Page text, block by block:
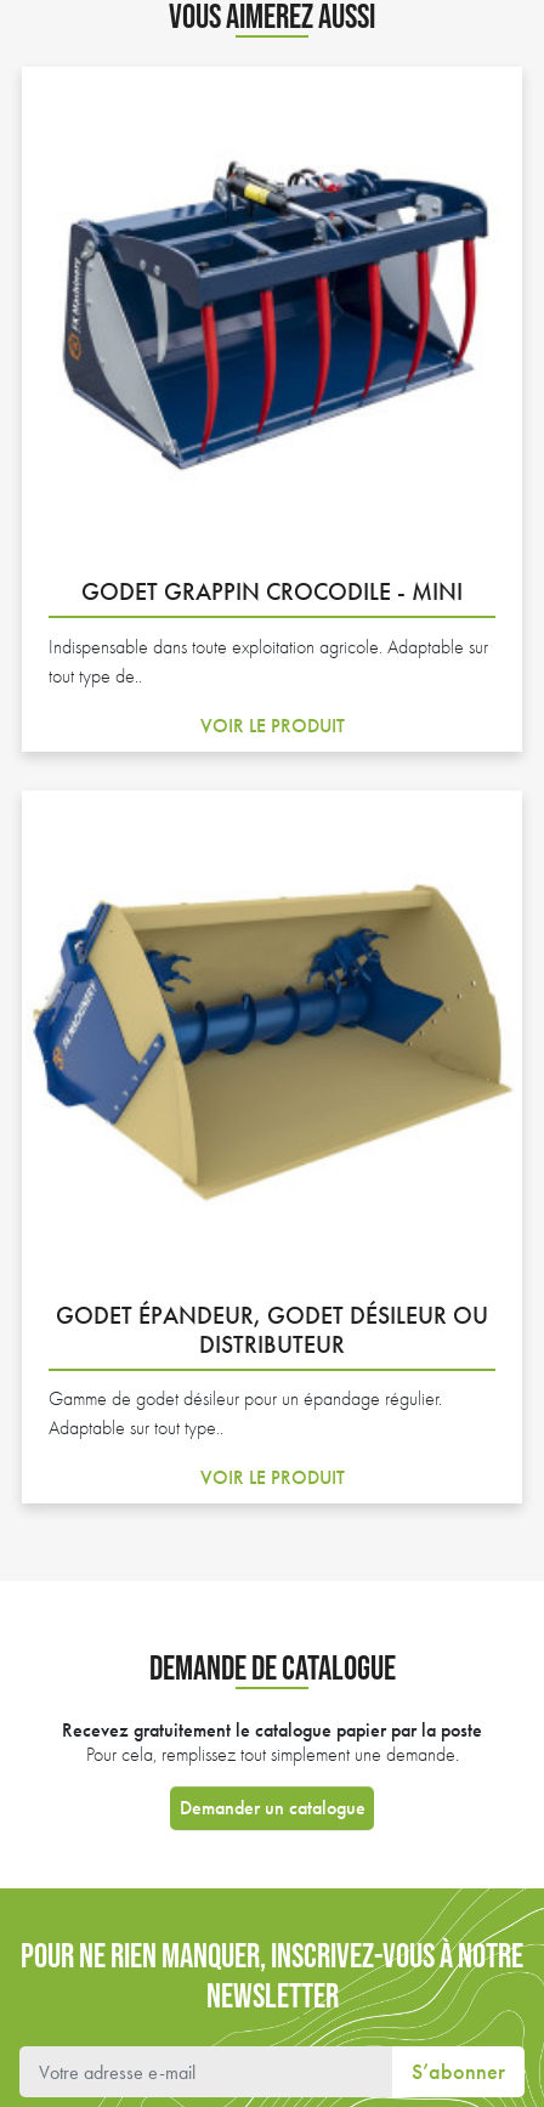
VOUS AIMEREZ AUSSI
GODET GRAPPIN CROCODILE - MINI
Indispensable dans toute exploitation agricole. Adaptable sur
tout type de..
VOIR LE PRODUIT
GODET ÉPANDEUR, GODET DÉSILEUR OU
DISTRIBUTEUR
Gamme de godet désileur pour un épandage régulier.
Adaptable sur tout type..
VOIR LE PRODUIT
DEMANDE DE CATALOGUE
Recevez gratuitement le catalogue papier par la poste
Pour cela, remplissez tout simplement une demande.
Demander un catalogue
POUR NE RIEN MANQUER, INSCRIVEZ-VOUS À NOTRE
NEWSLETTER
S’abonner